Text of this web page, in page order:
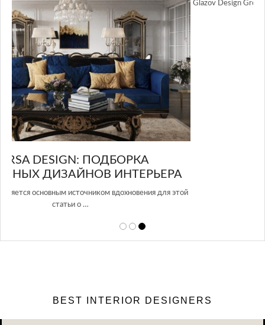
GLAZOV DESIGN GROUP – УНИКАЛЬНЫЙ
ПОДХОД К ДИЗАЙНУ
Glazov Design Group- это одна из лучших студий дизайна интерьера
BEST INTERIOR DESIGNERS